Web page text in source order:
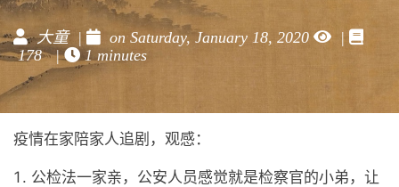
大童 | on Saturday, January 18, 2020
|
178 |
1 minutes
疫情在家陪家人追剧，观感：
公检法一家亲，公安人员感觉就是检察官的小弟，让